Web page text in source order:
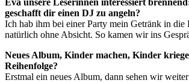
Eva unsere Leserinnen interessiert
geschafft dir einen DJ zu angeln?
Ich hab ihm bei einer Party mein Getränk in die
natürlich ohne Absicht. So kamen wir ins
Neues Album, Kinder machen, Kinder
Reihenfolge?
Erstmal ein neues Album, dann sehen wir